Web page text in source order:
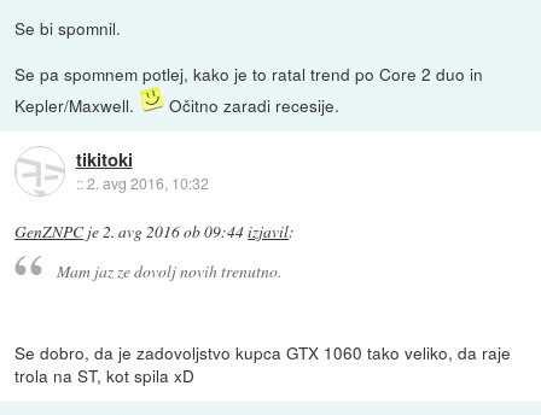
Se bi spomnil.
Se pa spomnem potlej, kako je to ratal trend po Core 2 duo in
Kepler/Maxwell.
Očitno zaradi recesije.
tikitoki
::2. avg 2016, 10:32
GenZNPCje2. avg 2016 ob 09:44izjavil:
Mam jaz ze dovolj novih trenutno.
Se dobro, da je zadovoljstvo kupca GTX 1060 tako veliko, da raje
trola na ST, kot spila xD